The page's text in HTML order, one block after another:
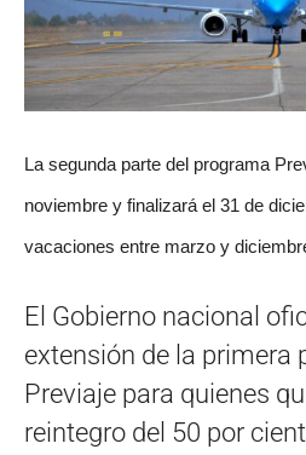
La segunda parte del programa
noviembre y finalizará el 31 de
vacaciones entre marzo y
El Gobierno nacional
extensión de la primera
Previaje para quienes
reintegro del 50 por